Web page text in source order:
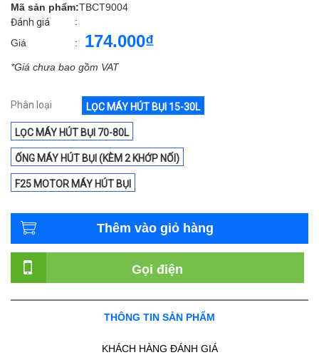
Mã sản phẩm:TBCT9004
Đánh giá
:
Giá
: 174.000₫
*Giá chưa bao gồm VAT
Phân loại LỌC MÁY HÚT BỤI 15-30L
LỌC MÁY HÚT BỤI 70-80L
ỐNG MÁY HÚT BỤI (KÈM 2 KHỚP NỐI)
F25 MOTOR MÁY HÚT BỤI
Thêm vào giỏ hàng
Gọi điện
THÔNG TIN SẢN PHẨM
KHÁCH HÀNG ĐÁNH GIÁ